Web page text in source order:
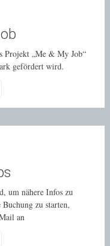
Projekt „Me & My Job“
gefördert wird.
um nähere Infos zu
zu starten,
an